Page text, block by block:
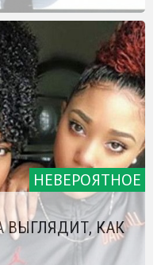
НЕВЕРОЯТНОЕ
ВЫГЛЯДИТ, КАК